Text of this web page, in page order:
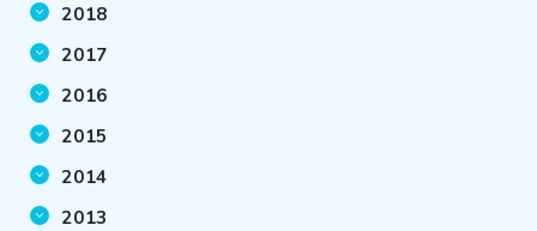
2018
2017
2016
2015
2014
2013